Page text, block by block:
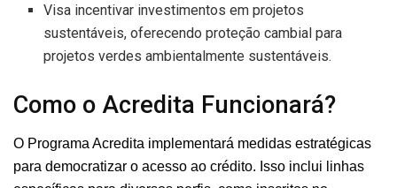
Visa incentivar investimentos em projetos
sustentáveis, oferecendo proteção cambial para
projetos verdes ambientalmente sustentáveis.
Como o Acredita Funcionará?
O Programa Acredita implementará medidas estratégicas
para democratizar o acesso ao crédito. Isso inclui linhas